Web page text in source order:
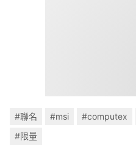
#聯名 #msi #computex
#限量